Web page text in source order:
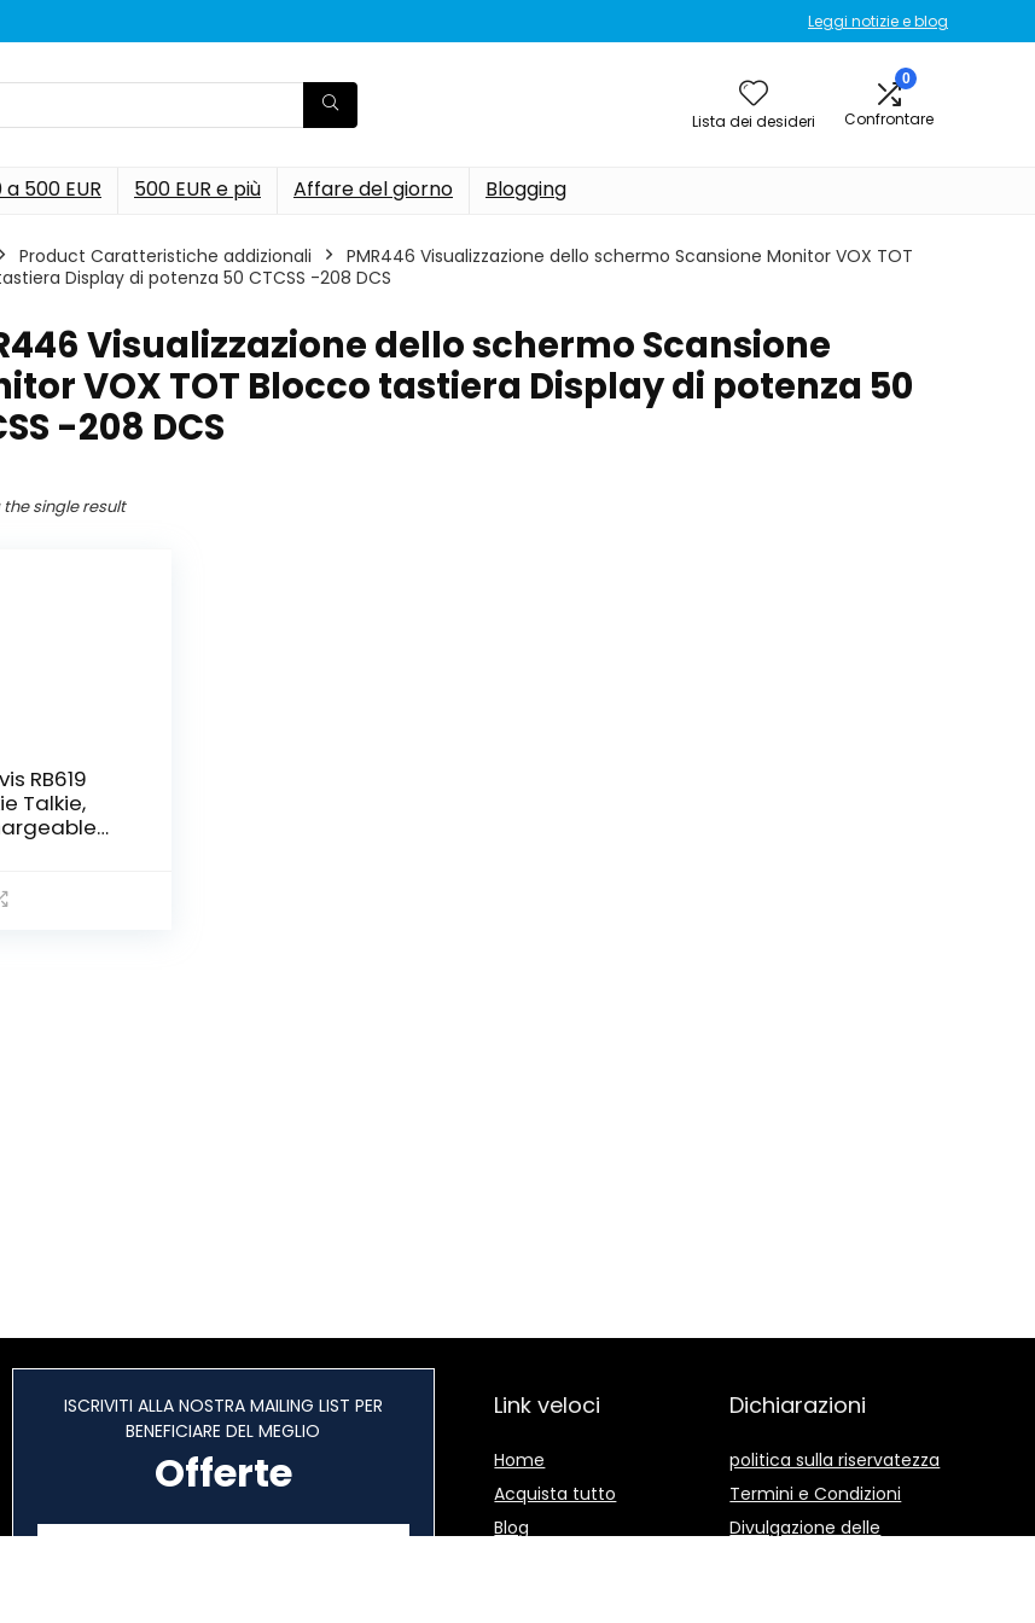
Leggi notizie e blog
Lista dei desideri
0
Confrontare
500 EUR 500 EUR e più Affare del giorno Blogging
Product Caratteristiche addizionali
‎PMR446 Visualizzazione dello schermo Scansione Monitor VOX TOT
Display di potenza 50 CTCSS -208 DCS
Visualizzazione dello schermo Scansione
VOX TOT Blocco tastiera Display di potenza 50
-208 DCS
the single result
RB619
Talkie,
PMR446
ISCRIVITI ALLA NOSTRA MAILING LIST PER
BENEFICIARE DEL MEGLIO
Offerte
Link veloci
Home
Acquista tutto
Blog
Dichiarazioni
politica sulla riservatezza
Termini e Condizioni
Divulgazione delle